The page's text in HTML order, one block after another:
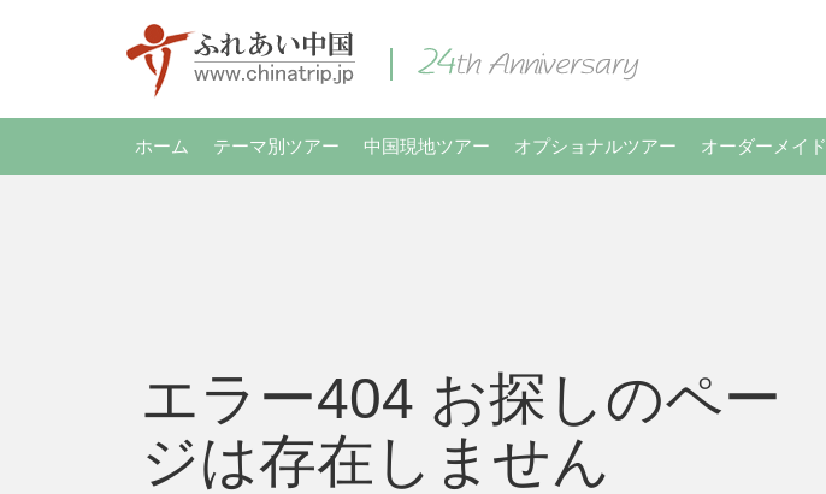
ホーム テーマ別ツアー 中国現地ツアー オプショナルツアー オーダーメイド
エラー404 お探しのペー
ジは存在しません